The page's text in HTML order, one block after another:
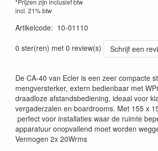
*Prijzen zijn inclusief btw
incl. 21% btw
Artikelcode: 10-01110
0 ster(ren) met 0 review(s)
Schrijf een
De CA-40 van Ecler is een zeer compacte
mengversterker, extern bedienbaar met
draadloze afstandsbediening, ideaal voor
vergaderzalen en boardrooms. Met 155 x
perfect voor installaties waar de ruimte
apparatuur onopvallend moet worden
Vermogen 2x 20Wrms